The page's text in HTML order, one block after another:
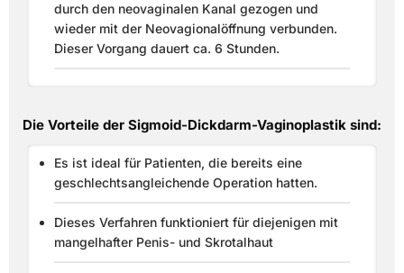
durch den neovaginalen Kanal gezogen und
wieder mit der Neovagionalöffnung verbunden.
Dieser Vorgang dauert ca. 6 Stunden.
Die Vorteile der Sigmoid-Dickdarm-Vaginoplastik sind:
Es ist ideal für Patienten, die bereits eine
geschlechtsangleichende Operation hatten.
Dieses Verfahren funktioniert für diejenigen mit
mangelhafter Penis- und Skrotalhaut